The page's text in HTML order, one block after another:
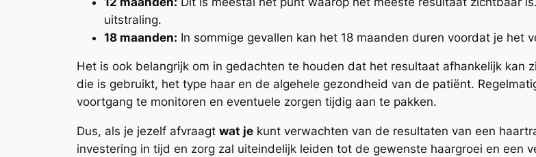
uitstraling.
18 maanden: In sommige gevallen kan het 18 maanden duren voordat je het
Het is ook belangrijk om in gedachten te houden dat het resultaat afhankelijk kan
die is gebruikt, het type haar en de algehele gezondheid van de patiënt.
voortgang te monitoren en eventuele zorgen tijdig aan te pakken.
Dus, als je jezelf afvraagt wat je kunt verwachten van de resultaten van een
investering in tijd en zorg zal uiteindelijk leiden tot de gewenste haargroei en een